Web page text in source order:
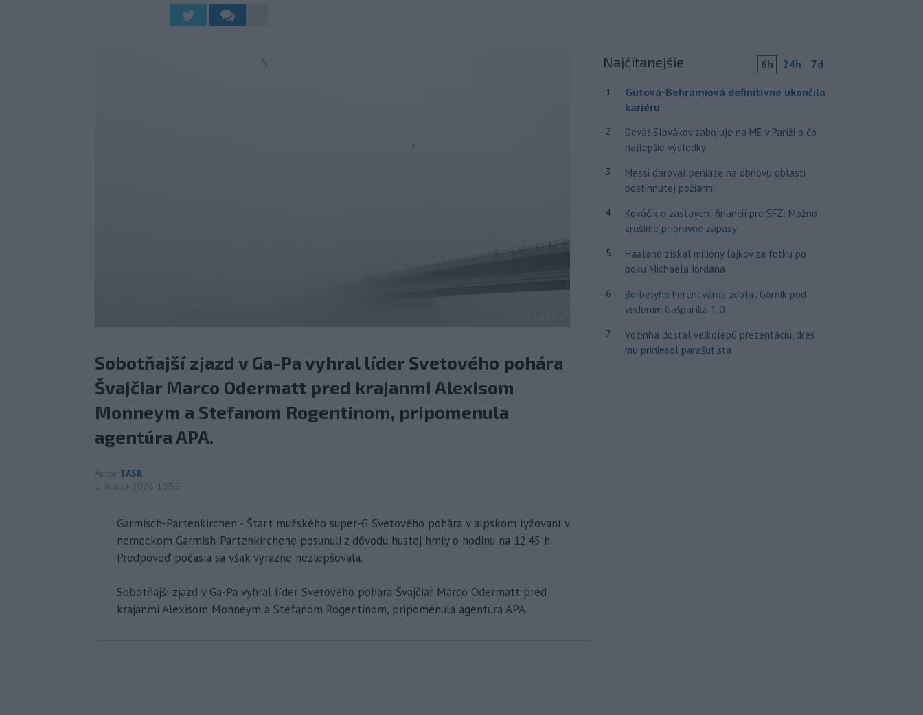
Sobotňajší zjazd v Ga-Pa vyhral líder Svetového pohára
Švajčiar Marco Odermatt pred krajanmi Alexisom
Monneym a Stefanom Rogentinom, pripomenula
agentúra APA.
Autor TASR
1. marca 2026 10:55
Garmisch-Partenkirchen - Štart mužského super-G Svetového pohára v alpskom lyžovaní v
nemeckom Garmish-Partenkirchene posunuli z dôvodu hustej hmly o hodinu na 12.45 h.
Predpoveď počasia sa však výrazne nezlepšovala.
Sobotňajší zjazd v Ga-Pa vyhral líder Svetového pohára Švajčiar Marco Odermatt pred
krajanmi Alexisom Monneym a Stefanom Rogentinom, pripomenula agentúra APA.
Najčítanejšie 6h 24h 7d
1
Gutová-Behramiová definitívne ukončila
kariéru
2
Deväť Slovákov zabojuje na ME v Paríži o čo
najlepšie výsledky
3
Messi daroval peniaze na obnovu oblasti
postihnutej požiarmi
4
Kováčik o zastavení financií pre SFZ: Možno
zrušíme prípravné zápasy
5
Haaland získal milióny lajkov za fotku po
boku Michaela Jordana
6
Borbélyho Ferencváros zdolal Górnik pod
vedením Gašparíka 1:0
7
Vozinha dostal veľkolepú prezentáciu, dres
mu priniesol parašutista